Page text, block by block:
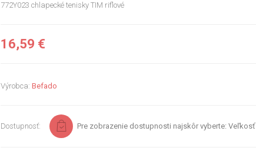
772Y023 chlapecké tenisky TIM riflové
16,59 €
Výrobca: Befado
Dostupnosť: Pre zobrazenie dostupnosti najskôr vyberte: Veľkosť